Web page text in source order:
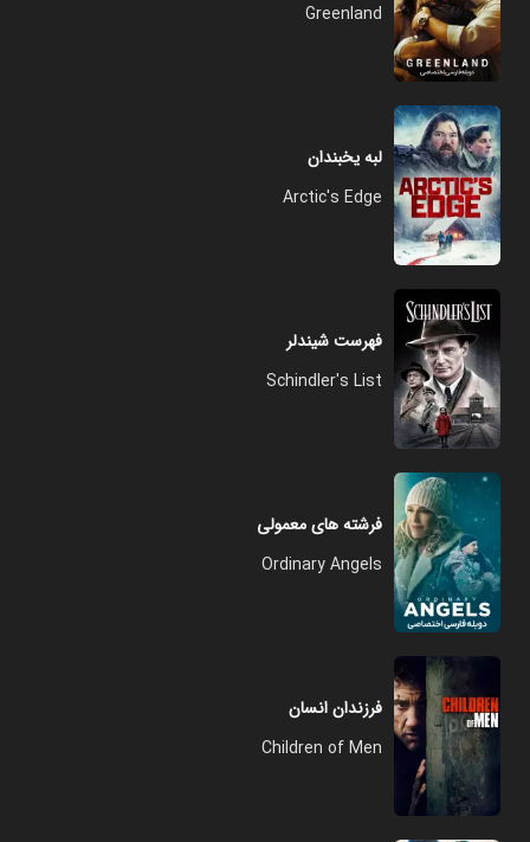
Greenland
لبه یخبندان
Arctic's Edge
فهرست شیندلر
Schindler's List
فرشته های معمولی
Ordinary Angels
فرزندان انسان
Children of Men